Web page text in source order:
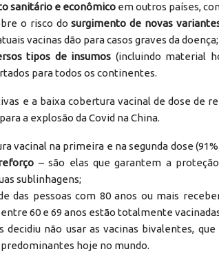
sanitário e econômico em outros países,
o risco dosurgimento de novas
vacinas dão para casos graves da doença;
tipos de insumos (incluindo material
para todos os continentes.
e a baixa cobertura vacinal de dose de
a explosão da Covid na China.
vacinal na primeira e na segunda dose
– são elas que garantem a
sublinhagens;
das pessoas com 80 anos ou mais
60 e 69 anos estão totalmente
decidiu não usar as vacinas bivalentes,
hoje no mundo.